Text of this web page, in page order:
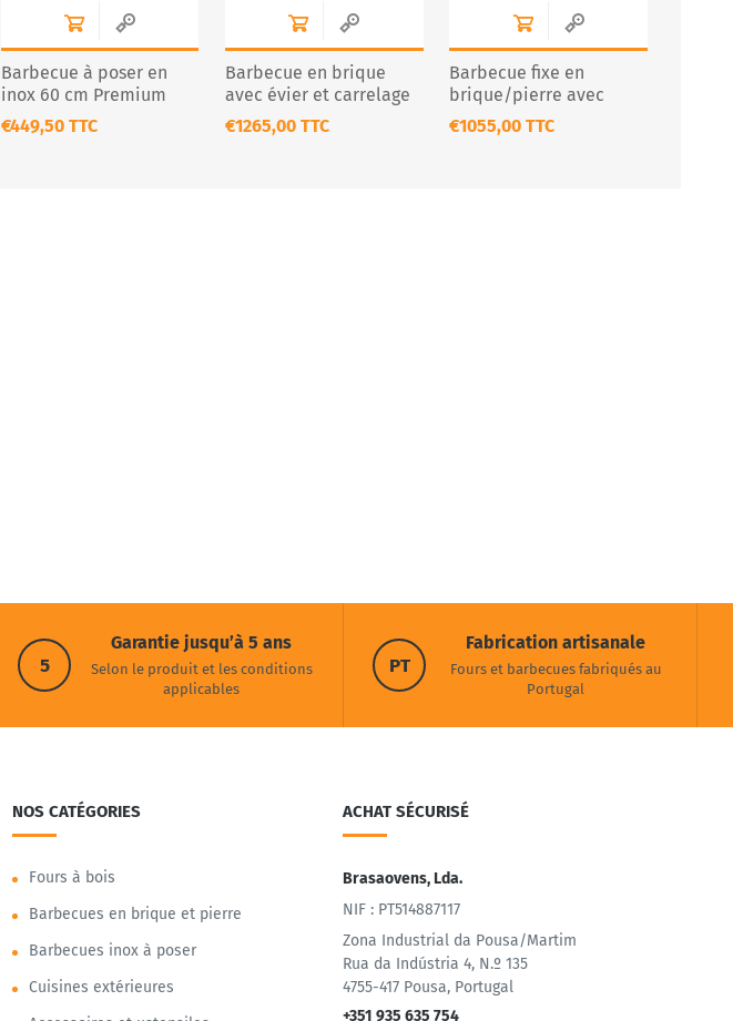
Barbecue à poser en
inox 60 cm Premium
pour extérieur
€449,50 TTC
Barbecue en brique
avec évier et carrelage
212
€1265,00 TTC
Barbecue fixe en
brique/pierre avec
cheminée – Modèle
€1055,00 TTC
5
Garantie jusqu’à 5 ans
Selon le produit et les conditions
applicables
PT
Fabrication artisanale
Fours et barbecues fabriqués au
Portugal
NOS CATÉGORIES
Fours à bois
Barbecues en brique et pierre
Barbecues inox à poser
Cuisines extérieures
ACHAT SÉCURISÉ
Brasaovens, Lda.
NIF : PT514887117
Zona Industrial da Pousa/Martim
Rua da Indústria 4, N.º 135
4755-417 Pousa, Portugal
+351 935 635 754